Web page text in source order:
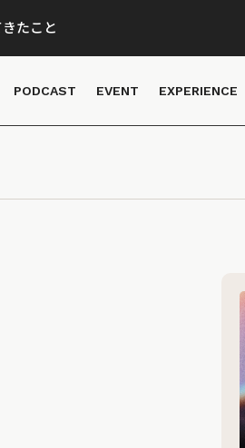
たこと
PODCAST EVENT EXPERIENCE